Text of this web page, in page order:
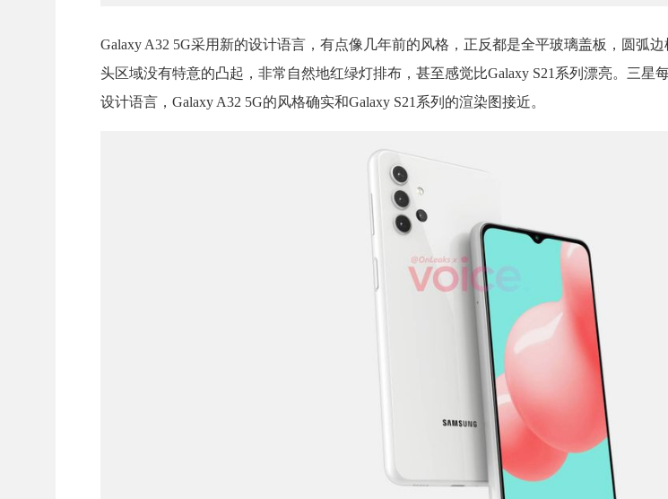
Galaxy A32 5G采用新的设计语言，有点像几年前的风格，正反都是全平玻璃盖板，圆弧
头区域没有特意的凸起，非常自然地红绿灯排布，甚至感觉比Galaxy S21系列漂亮。三星
设计语言，Galaxy A32 5G的风格确实和Galaxy S21系列的渲染图接近。